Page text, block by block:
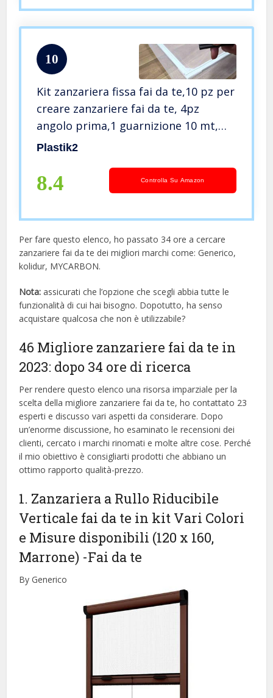
10
Kit zanzariera fissa fai da te,10 pz per
creare zanzariere fai da te, 4pz
angolo prima,1 guarnizione 10 mt,
2telaio 125 cm,2telaio 100cm,1 rete
Plastik2
8.4 Controlla Su Amazon
Per fare questo elenco, ho passato 34 ore a cercare
zanzariere fai da te dei migliori marchi come: Generico,
kolidur, MYCARBON.
Nota: assicurati che l’opzione che scegli abbia tutte le
funzionalità di cui hai bisogno. Dopotutto, ha senso
acquistare qualcosa che non è utilizzabile?
46 Migliore zanzariere fai da te in
2023: dopo 34 ore di ricerca
Per rendere questo elenco una risorsa imparziale per la
scelta della migliore zanzariere fai da te, ​​ho contattato 23
esperti e discusso vari aspetti da considerare. Dopo
un’enorme discussione, ho esaminato le recensioni dei
clienti, cercato i marchi rinomati e molte altre cose. Perché
il mio obiettivo è consigliarti prodotti che abbiano un
ottimo rapporto qualità-prezzo.
1. Zanzariera a Rullo Riducibile
Verticale fai da te in kit Vari Colori
e Misure disponibili (120 x 160,
Marrone) -Fai da te
By Generico